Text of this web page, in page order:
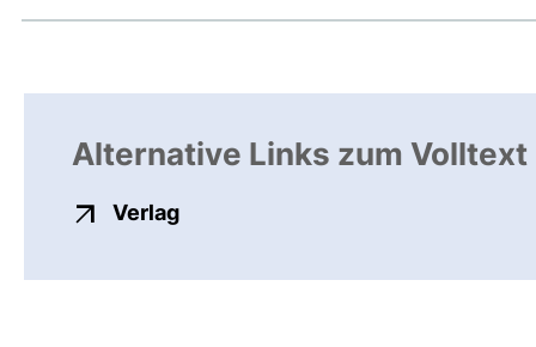
Alternative Links zum Volltext
Verlagexterner Link, öffnet neues